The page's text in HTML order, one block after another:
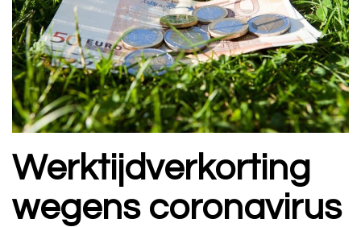
Werktijdverkorting
wegens coronavirus